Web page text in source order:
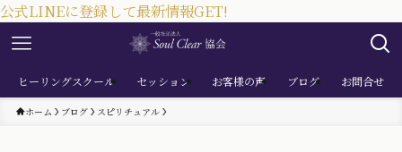
公式LINEに登録して最新情報GET!
ヒーリングスクール セッション お客様の声 ブログ お問合せ
ホーム ブログ スピリチュアル